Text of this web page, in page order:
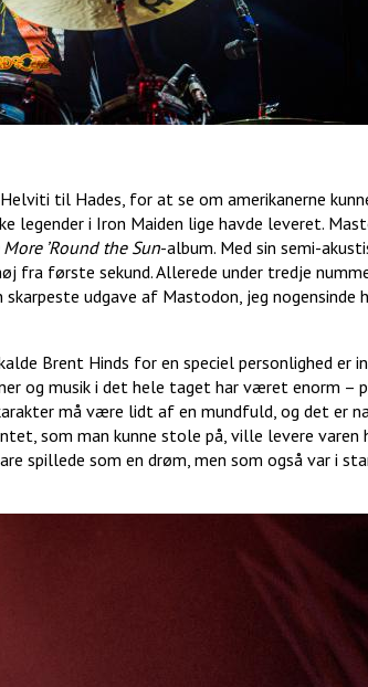
til Hades, for at se om amerikanerne
legender i Iron Maiden lige havde leveret.
More ’Round the Sun-album. Med sin semi-
fra første sekund. Allerede under tredje
udgave af Mastodon, jeg nogensinde
Brent Hinds for en speciel personlighed er
og musik i det hele taget har været enorm –
må være lidt af en mundfuld, og det er
som man kunne stole på, ville levere varen
spillede som en drøm, men som også var i